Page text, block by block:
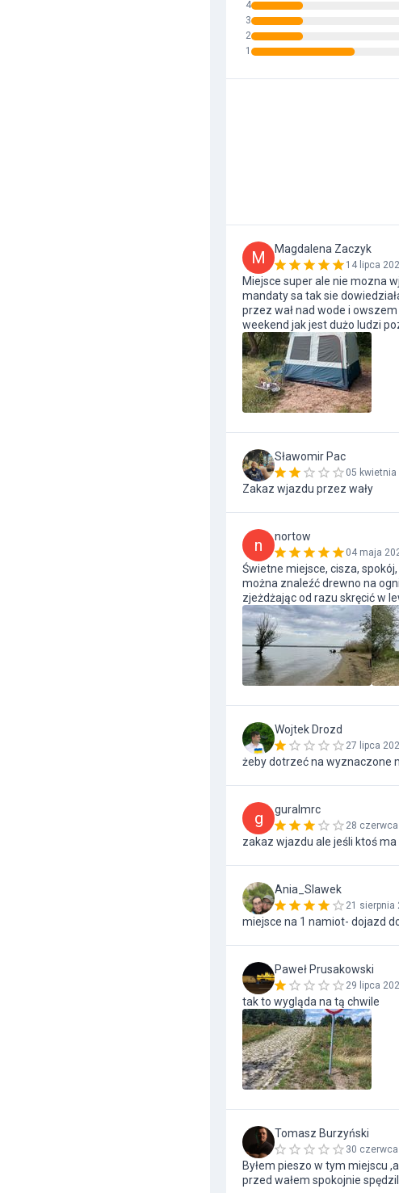
4
3
2
1
M Magdalena Zaczyk
14 lipca
Miejsce super ale nie mozna
mandaty sa tak sie
przez wał nad wode i
weekend jak jest dużo ludzi
Sławomir Pac
05 kwietnia
Zakaz wjazdu przez wały
n nortow
04 maja
Świetne miejsce, cisza,
można znaleźć drewno na
zjeżdżając od razu skręcić w
Wojtek Drozd
27 lipca
żeby dotrzeć na wyznaczone
g guralmrc
28
zakaz wjazdu ale jeśli ktoś
Ania_Slawek
21 sierpnia
miejsce na 1 namiot- dojazd
Paweł Prusakowski
29 lipca
tak to wygląda na tą chwile
Tomasz Burzyński
30
Byłem pieszo w tym miejscu
przed wałem spokojnie